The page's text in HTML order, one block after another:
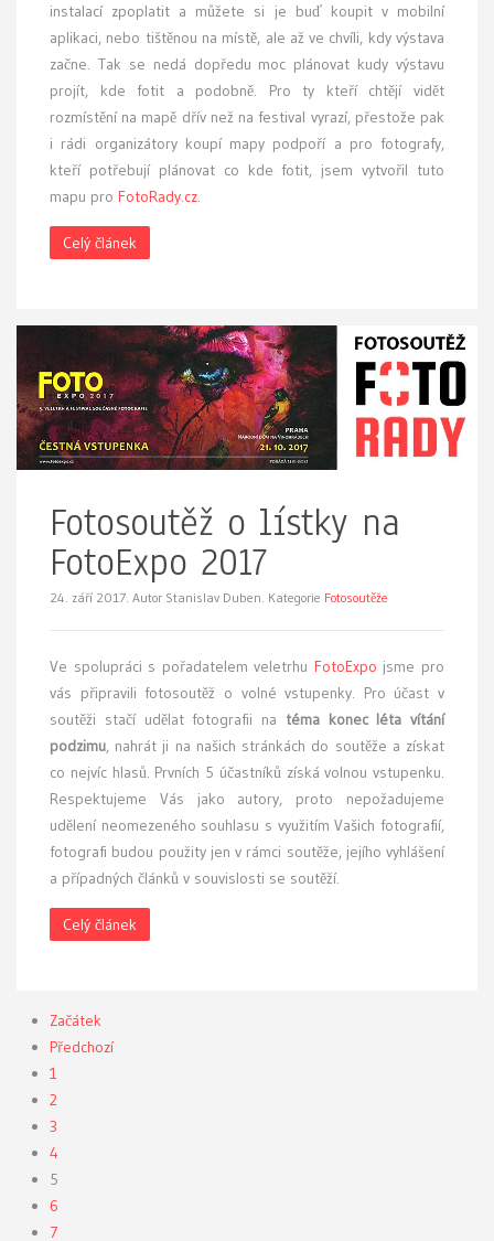
instalací zpoplatit a můžete si je buď koupit v mobilní
aplikaci, nebo tištěnou na místě, ale až ve chvíli, kdy výstava
začne. Tak se nedá dopředu moc plánovat kudy výstavu
projít, kde fotit a podobně. Pro ty kteří chtějí vidět
rozmístění na mapě dřív než na festival vyrazí, přestože pak
i rádi organizátory koupí mapy podpoří a pro fotografy,
kteří potřebují plánovat co kde fotit, jsem vytvořil tuto
mapu pro FotoRady.cz.
Celý článek
Fotosoutěž o lístky na
FotoExpo 2017
24. září 2017. Autor Stanislav Duben. Kategorie Fotosoutěže
Ve spolupráci s pořadatelem veletrhu FotoExpo jsme pro
vás připravili fotosoutěž o volné vstupenky. Pro účast v
soutěži stačí udělat fotografii na téma konec léta vítání
podzimu, nahrát ji na našich stránkách do soutěže a získat
co nejvíc hlasů. Prvních 5 účastníků získá volnou vstupenku.
Respektujeme Vás jako autory, proto nepožadujeme
udělení neomezeného souhlasu s využitím Vašich fotografií,
fotografi budou použity jen v rámci soutěže, jejího vyhlášení
a případných článků v souvislosti se soutěží.
Celý článek
Začátek
Předchozí
1
2
3
4
5
6
7